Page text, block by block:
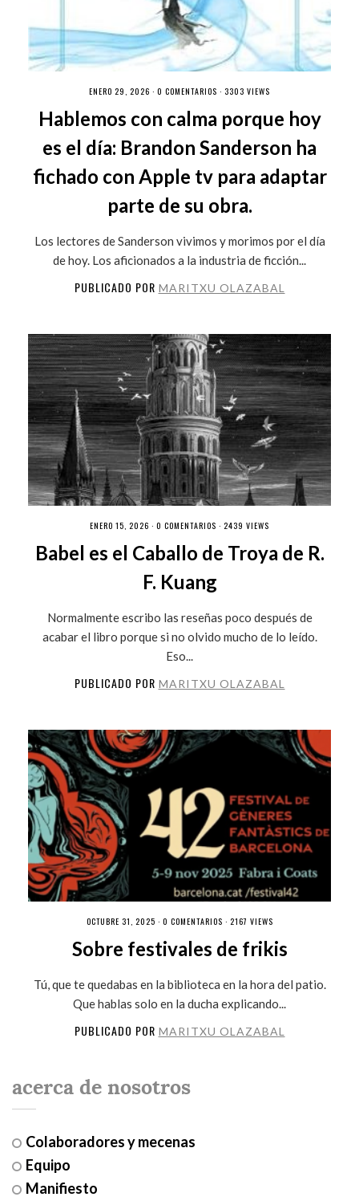
ENERO 29, 2026 · 0 COMENTARIOS · 3303 VIEWS
Hablemos con calma porque hoy
es el día: Brandon Sanderson ha
fichado con Apple tv para adaptar
parte de su obra.
Los lectores de Sanderson vivimos y morimos por el día
de hoy. Los aficionados a la industria de ficción...
PUBLICADO POR MARITXU OLAZABAL
ENERO 15, 2026 · 0 COMENTARIOS · 2439 VIEWS
Babel es el Caballo de Troya de R.
F. Kuang
Normalmente escribo las reseñas poco después de
acabar el libro porque si no olvido mucho de lo leído.
Eso...
PUBLICADO POR MARITXU OLAZABAL
OCTUBRE 31, 2025 · 0 COMENTARIOS · 2167 VIEWS
Sobre festivales de frikis
Tú, que te quedabas en la biblioteca en la hora del patio.
Que hablas solo en la ducha explicando...
PUBLICADO POR MARITXU OLAZABAL
acerca de nosotros
Colaboradores y mecenas
Equipo
Manifiesto